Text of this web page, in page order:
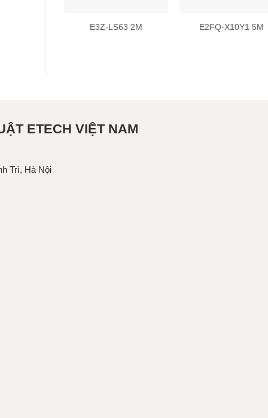
E3Z-LS63 2M E2FQ-X10Y1 5M
ETECH VIỆT NAM
Trì, Hà Nội